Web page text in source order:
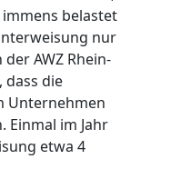
belastet
nur
AWZ Rhein-
dass die
Unternehmen
im Jahr
etwa 4